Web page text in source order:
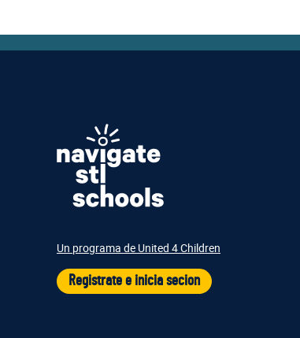
Un programa de United 4 Children
Registrate e inicia secion